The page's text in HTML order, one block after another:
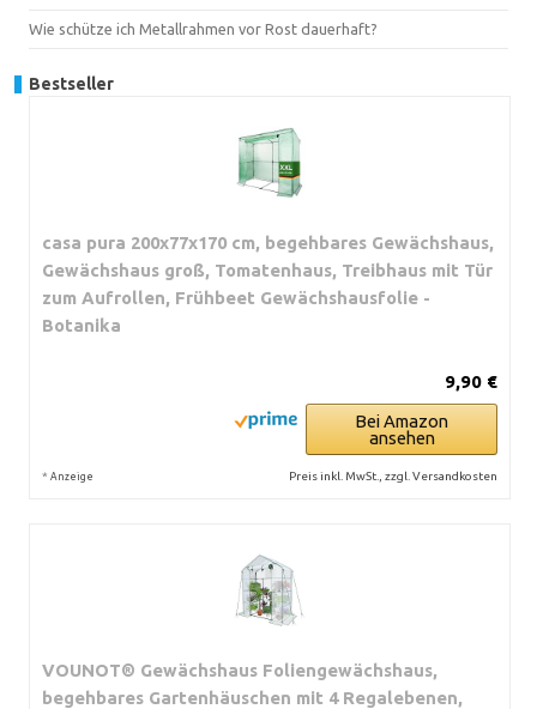
Wie schütze ich Metallrahmen vor Rost dauerhaft?
Bestseller
casa pura 200x77x170 cm, begehbares Gewächshaus,
Gewächshaus groß, Tomatenhaus, Treibhaus mit Tür
zum Aufrollen, Frühbeet Gewächshausfolie -
Botanika
9,90 €
Bei Amazon
ansehen
* Anzeige Preis inkl. MwSt., zzgl. Versandkosten
VOUNOT® Gewächshaus Foliengewächshaus,
begehbares Gartenhäuschen mit 4 Regalebenen,